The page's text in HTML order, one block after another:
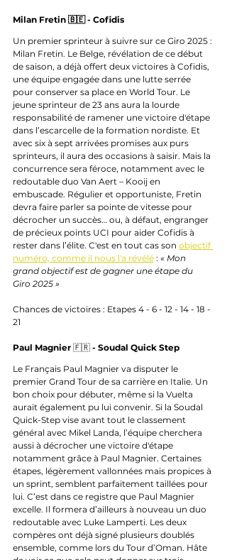
Milan Fretin 🇧🇪 - Cofidis
Un premier sprinteur à suivre sur ce Giro 2025 :
Milan Fretin. Le Belge, révélation de ce début
de saison, a déjà offert deux victoires à Cofidis,
une équipe engagée dans une lutte serrée
pour conserver sa place en World Tour. Le
jeune sprinteur de 23 ans aura la lourde
responsabilité de ramener une victoire d'étape
dans l’escarcelle de la formation nordiste. Et
avec six à sept arrivées promises aux purs
sprinteurs, il aura des occasions à saisir. Mais la
concurrence sera féroce, notamment avec le
redoutable duo Van Aert – Kooij en
embuscade. Régulier et opportuniste, Fretin
devra faire parler sa pointe de vitesse pour
décrocher un succès… ou, à défaut, engranger
de précieux points UCI pour aider Cofidis à
rester dans l’élite. C'est en tout cas son objectif
numéro, comme il nous l'a révélé : « Mon
grand objectif est de gagner une étape du
Giro 2025 »
Chances de victoires : Etapes 4 - 6 - 12 - 14 - 18 -
21
Paul Magnier 🇫🇷 - Soudal Quick Step
Le Français Paul Magnier va disputer le
premier Grand Tour de sa carrière en Italie. Un
bon choix pour débuter, même si la Vuelta
aurait également pu lui convenir. Si la Soudal
Quick-Step vise avant tout le classement
général avec Mikel Landa, l’équipe cherchera
aussi à décrocher une victoire d'étape
notamment grâce à Paul Magnier. Certaines
étapes, légèrement vallonnées mais propices à
un sprint, semblent parfaitement taillées pour
lui. C’est dans ce registre que Paul Magnier
excelle. Il formera d’ailleurs à nouveau un duo
redoutable avec Luke Lamperti. Les deux
compères ont déjà signé plusieurs doublés
ensemble, comme lors du Tour d’Oman. Hâte